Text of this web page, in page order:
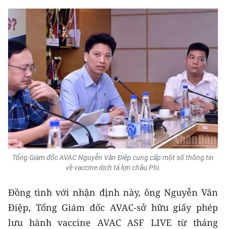
Tổng Giám đốc AVAC Nguyễn Văn Điệp cung cấp một số thông tin
về vaccine dịch tả lợn châu Phi.
Đồng tình với nhận định này, ông Nguyễn Văn
Điệp, Tổng Giám đốc AVAC-sở hữu giấy phép
lưu hành vaccine AVAC ASF LIVE từ tháng